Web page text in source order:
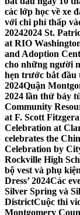
các lớp học về xe
với chi phí thấp
20242024 St.
at RIO
and Adoption
cho những người
hẹn trước bắt đầu
2024Quận
2024 lần thứ bảy
Community
at F. Scott
Celebration at
celebrates the
Celebration by
Rockville High
bộ vest và phụ
Dress’ 2024Các
Silver Spring và
DistrictCuộc thi
Montgomery